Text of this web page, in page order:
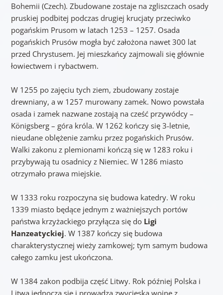
Bohemii (Czech). Zbudowane zostaje na zgliszczach osady
pruskiej podbitej podczas drugiej krucjaty przeciwko
pogańskim Prusom w latach 1253 – 1257. Osada
pogańskich Prusów mogła być założona nawet 300 lat
przed Chrystusem. Jej mieszkańcy zajmowali się głównie
łowiectwem i rybactwem.
W 1255 po zajęciu tych ziem, zbudowany zostaje
drewniany, a w 1257 murowany zamek. Nowo powstała
osada i zamek nazwane zostają na cześć przywódcy –
Königsberg – góra króla. W 1262 kończy się 3-letnie,
nieudane oblężenie zamku przez pogańskich Prusów.
Walki zakonu z plemionami kończą się w 1283 roku i
przybywają tu osadnicy z Niemiec. W 1286 miasto
otrzymało prawa miejskie.
W 1333 roku rozpoczyna się budowa katedry. W roku
1339 miasto będące jednym z ważniejszych portów
państwa krzyżackiego przyłącza się do Ligi
Hanzeatyckiej. W 1387 kończy się budowa
charakterystycznej wieży zamkowej; tym samym budowa
całego zamku jest ukończona.
W 1384 zakon podbija część Litwy. Rok później Polska i
Litwa jednoczą się i prowadza zwycięską wojnę z